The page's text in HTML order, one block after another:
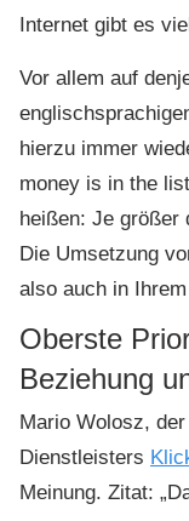
Internet gibt es
Vor allem auf
hierzu immer
money is in the
heißen: Je größer
Die Umsetzung
also auch in
Oberste
Beziehung
Mario Wolosz,
Dienstleisters
Meinung. Zitat: